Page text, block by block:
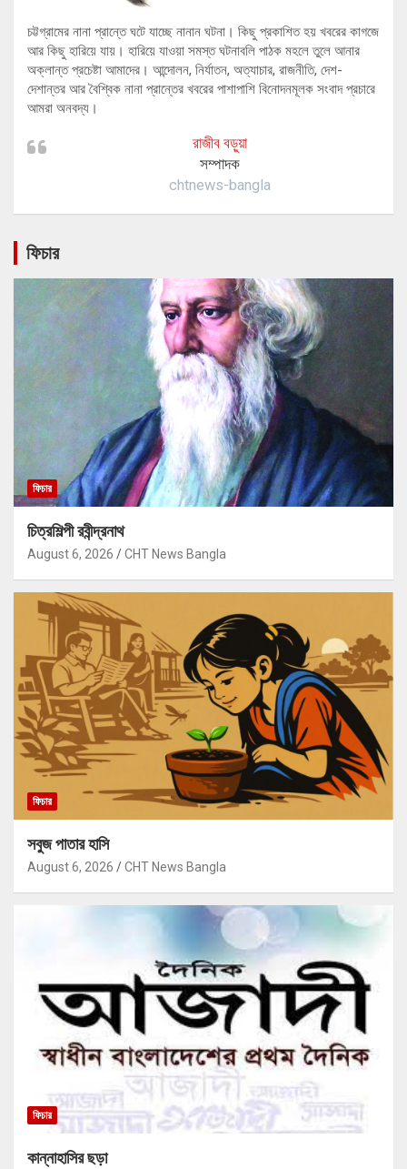
চট্টগ্রামের নানা প্রান্তে ঘটে যাচ্ছে নানান ঘটনা। কিছু প্রকাশিত হয় খবরের কাগজে
আর কিছু হারিয়ে যায়। হারিয়ে যাওয়া সমস্ত ঘটনাবলি পাঠক মহলে তুলে আনার
অক্লান্ত প্রচেষ্টা আমাদের। আন্দোলন, নির্যাতন, অত্যাচার, রাজনীতি, দেশ-
দেশান্তর আর বৈশ্বিক নানা প্রান্তের খবরের পাশাপাশি বিনোদনমূলক সংবাদ প্রচারে
আমরা অনবদ্য।
রাজীব বড়ুয়া
সম্পাদক
chtnews-bangla
ফিচার
ফিচার
চিত্রশিল্পী রবীন্দ্রনাথ
August 6, 2026 CHT News Bangla
ফিচার
সবুজ পাতার হাসি
August 6, 2026 CHT News Bangla
ফিচার
কান্নাহাসির ছড়া